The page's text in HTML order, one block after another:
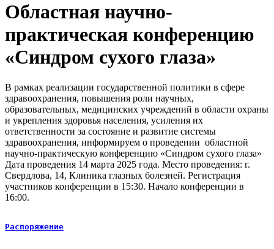
Областная научно-
практическая конференцию
«Синдром сухого глаза»
В рамках реализации государственной политики в сфере
здравоохранения, повышения роли научных,
образовательных, медицинских учреждений в области охраны
и укрепления здоровья населения, усиления их
ответственности за состояние и развитие системы
здравоохранения, информируем о проведении областной
научно-практическую конференцию «Синдром сухого глаза»
Дата проведения 14 марта 2025 года. Место проведения: г.
Свердлова, 14, Клиника глазных болезней. Регистрация
участников конференции в 15:30. Начало конференции в
16:00.
Распоряжение